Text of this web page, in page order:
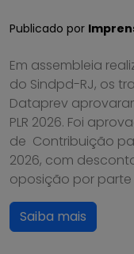
Publicado por
Em assembleia
do Sindpd-RJ, os
Dataprev
PLR 2026. Foi
de Contribuição
2026, com
oposição por parte
Saiba mais